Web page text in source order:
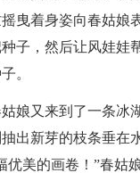
曳着身姿向春姑娘
子，然后让风娃娃
。
娘又来到了一条冰
出新芽的枝条垂在
优美的画卷！”春姑